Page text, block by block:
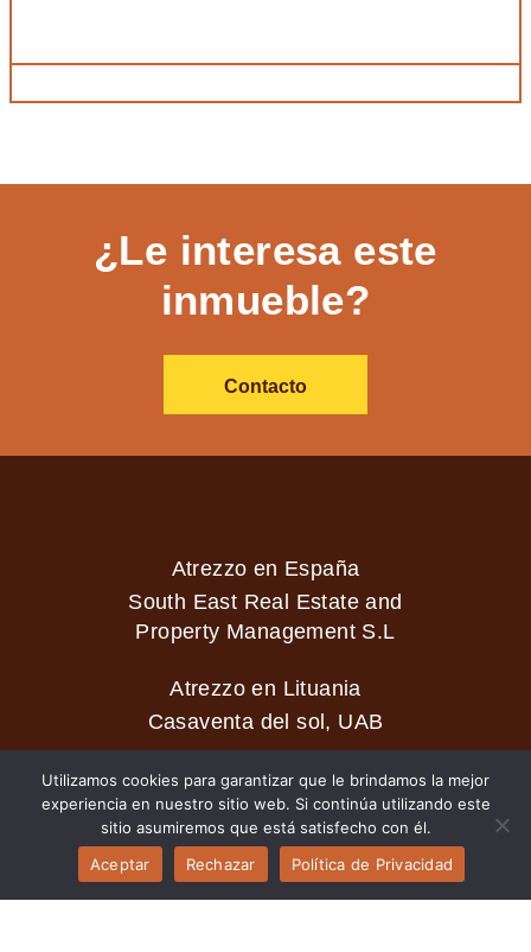
¿Le interesa este
inmueble?
Contacto
Atrezzo en España
South East Real Estate and
Property Management S.L
Atrezzo en Lituania
Casaventa del sol, UAB
2026 © Casaventa del sol
Utilizamos cookies para garantizar que le brindamos la mejor
experiencia en nuestro sitio web. Si continúa utilizando este
sitio asumiremos que está satisfecho con él.
Aceptar
Rechazar Política de Privacidad